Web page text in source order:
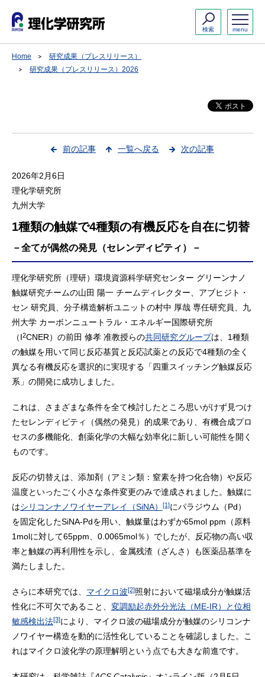
menu
検索
Home
研究成果（プレスリリース）
研究成果（プレスリリース）2026
前の記事 一覧へ戻る 次の記事
2026年2月6日
理化学研究所
九州大学
1種類の触媒で4種類の有機反応を自在に切替
－全てが偶然の発見（セレンディピティ）－
理化学研究所（理研）環境資源科学研究センター グリーンナノ
触媒研究チームの山田 陽一 チームディレクター、アブヒジト・
セン 研究員、分子構造解析ユニットの村中 厚哉 専任研究員、九
州大学 カーボンニュートラル・エネルギー国際研究所
（I2CNER）の前田 修孝 准教授らの共同研究グループは、1種類
の触媒を用いて同じ反応基質と反応試薬との反応で4種類の全く
異なる有機反応を選択的に実現する「四重スイッチング触媒反応
系」の開発に成功しました。
これは、さまざまな条件を全て検討したところ思いがけず見つけ
たセレンディピティ（偶然の発見）的成果であり、有機合成プロ
セスの多機能化、創薬化学の大幅な効率化に新しい可能性を開く
ものです。
反応の切替えは、添加剤（アミン類：窒素を持つ化合物）や反応
温度といったごく小さな条件変更のみで達成されました。触媒に
はシリコンナノワイヤーアレイ（SiNA） [1]にパラジウム（Pd）
を固定化したSiNA-Pdを用い、触媒量はわずか65mol ppm（原料
1molに対して65ppm、0.0065mol％）でしたが、反応物の高い収
率と触媒の再利用性を示し、金属残渣（ざんさ）も医薬品基準を
満たしました。
さらに本研究では、 マイクロ波[2]照射において磁場成分が触媒活
性化に不可欠であること、 変調励起赤外分光法（ME-IR）と位相
敏感検出法[3]により、マイクロ波の磁場成分が触媒のシリコンナ
ノワイヤー構造を動的に活性化していることを確認しました。こ
れはマイクロ波化学の原理解明という点でも大きな前進です。